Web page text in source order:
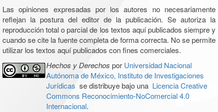
Las opiniones expresadas por los autores no necesariamente
reflejan la postura del editor de la publicación. Se autoriza la
reproducción total o parcial de los textos aquí publicados siempre y
cuando se cite la fuente completa de forma correcta. No se permite
utilizar los textos aquí publicados con fines comerciales.
Hechos y Derechos por Universidad Nacional
Autónoma de México, Instituto de Investigaciones
Jurídicas se distribuye bajo una Licencia Creative
Commons Reconocimiento-NoComercial 4.0
Internacional.